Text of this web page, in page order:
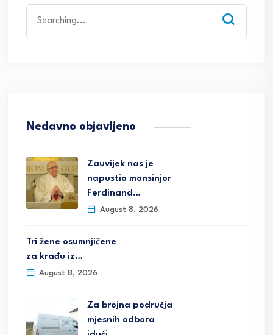
for:
Nedavno objavljeno
Zauvijek nas je
napustio monsinjor
Ferdinand…
August 8, 2026
Tri žene osumnjičene
za krađu iz…
August 8, 2026
Za brojna područja
mjesnih odbora